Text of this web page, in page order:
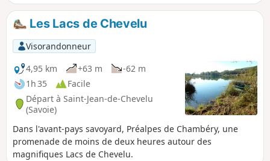
Les Lacs de Chevelu
Visorandonneur
4,95 km
+63 m
-62 m
1h 35
Facile
Départ à Saint-Jean-de-Chevelu
(Savoie)
Dans l'avant-pays savoyard, Préalpes de Chambéry, une
promenade de moins de deux heures autour des
magnifiques Lacs de Chevelu.